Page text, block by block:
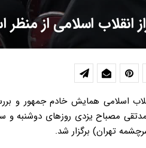
اسلامی از منظر
اسلامی همایش خادم جمهور و
مصباح یزدی روزهای دوشنبه و
تهران) برگزار شد.